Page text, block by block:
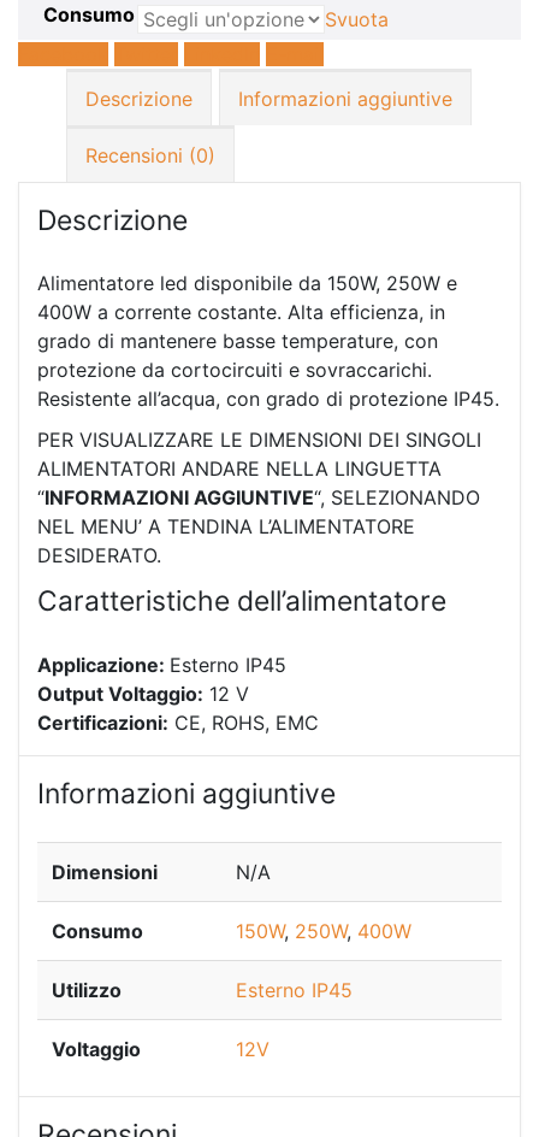
Consumo
Svuota
Descrizione
Informazioni aggiuntive
Recensioni (0)
Descrizione
Alimentatore led disponibile da 150W, 250W e
400W a corrente costante. Alta efficienza, in
grado di mantenere basse temperature, con
protezione da cortocircuiti e sovraccarichi.
Resistente all’acqua, con grado di protezione IP45.
PER VISUALIZZARE LE DIMENSIONI DEI SINGOLI
ALIMENTATORI ANDARE NELLA LINGUETTA
“INFORMAZIONI AGGIUNTIVE“, SELEZIONANDO
NEL MENU’ A TENDINA L’ALIMENTATORE
DESIDERATO.
Caratteristiche dell’alimentatore
Applicazione: Esterno IP45
Output Voltaggio: 12 V
Certificazioni: CE, ROHS, EMC
Informazioni aggiuntive
Dimensioni N/A
Consumo 150W, 250W, 400W
Utilizzo Esterno IP45
Voltaggio 12V